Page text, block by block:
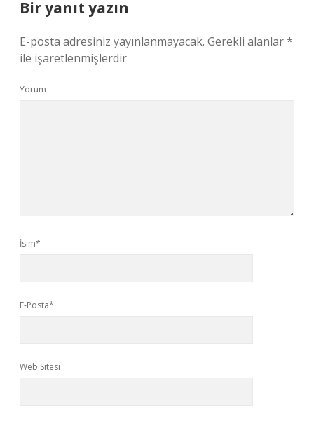
Bir yanıt yazın
E-posta adresiniz yayınlanmayacak. Gerekli alanlar*
ile işaretlenmişlerdir
Yorum
İsim*
E-Posta*
Web Sitesi